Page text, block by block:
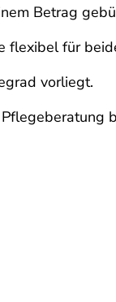
Betrag
flexibel für
vorliegt.